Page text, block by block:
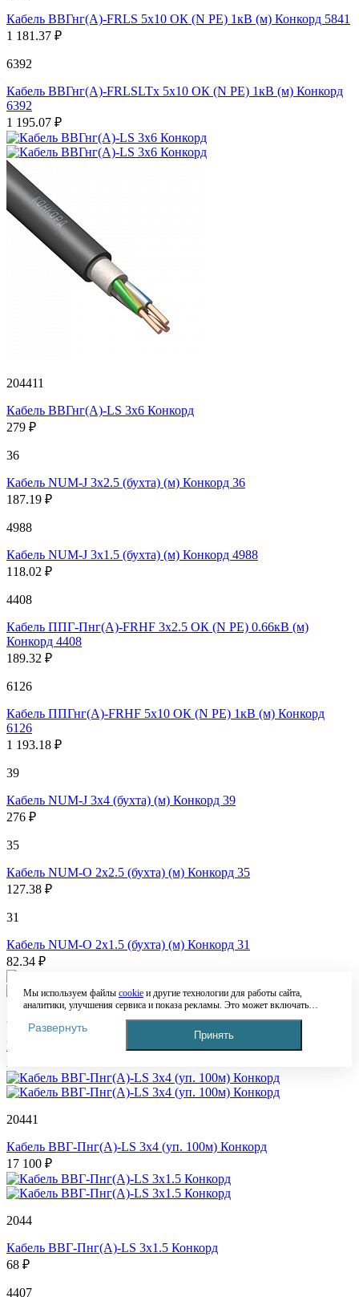
Кабель ВВГнг(А)-FRLS 5х10 ОК (N PE) 1кВ (м) Конкорд 5841
1 181.37 ₽
6392
Кабель ВВГнг(А)-FRLSLTx 5х10 ОК (N PE) 1кВ (м) Конкорд
6392
1 195.07 ₽
204411
Кабель ВВГнг(А)-LS 3х6 Конкорд
279 ₽
36
Кабель NUM-J 3х2.5 (бухта) (м) Конкорд 36
187.19 ₽
4988
Кабель NUM-J 3х1.5 (бухта) (м) Конкорд 4988
118.02 ₽
4408
Кабель ППГ-Пнг(А)-FRHF 3х2.5 ОК (N PE) 0.66кВ (м)
Конкорд 4408
189.32 ₽
6126
Кабель ППГнг(А)-FRHF 5х10 ОК (N PE) 1кВ (м) Конкорд
6126
1 193.18 ₽
39
Кабель NUM-J 3х4 (бухта) (м) Конкорд 39
276 ₽
35
Кабель NUM-O 2х2.5 (бухта) (м) Конкорд 35
127.38 ₽
31
Кабель NUM-O 2х1.5 (бухта) (м) Конкорд 31
82.34 ₽
Кабель ВВГ-Пнг(А)-LS 3х6 (уп. 100м) Конкорд
20441
Кабель ВВГ-Пнг(А)-LS 3х4 (уп. 100м) Конкорд
17 100 ₽
2044
Кабель ВВГ-Пнг(А)-LS 3х1.5 Конкорд
68 ₽
4407
Мы используем файлы cookieи другие технологии для работы сайта,
аналитики, улучшения сервиса и показа рекламы. Это может включать
обработку таких данных, как IP-адрес, информация о вашем устройстве,
местоположении и действиях на сайте. Продолжая пользоваться сайтом, вы
Политике обработки персональных
Развернуть
Принять